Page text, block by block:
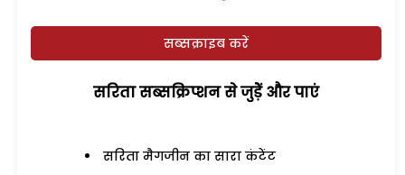
सब्सक्राइब करें
सरिता सब्सक्रिप्शन से जुड़ेें और पाएं
सरिता मैगजीन का सारा कंटेंट